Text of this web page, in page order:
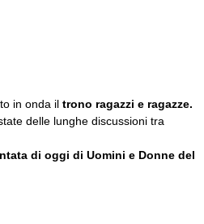
in onda il trono ragazzi e ragazze.
delle lunghe discussioni tra
di oggi di Uomini e Donne del